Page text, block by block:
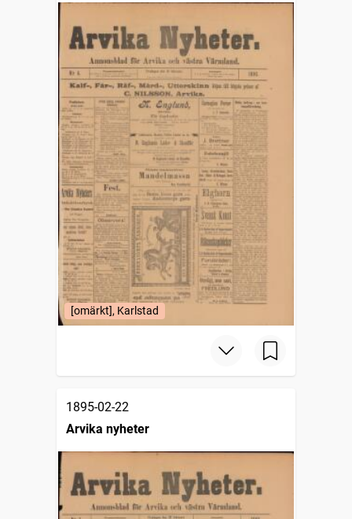
[omärkt], Karlstad
1895-02-22
Arvika nyheter